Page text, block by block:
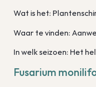
Wat is het:
Waar te vinden:
In welk seizoen: Het
Fusarium